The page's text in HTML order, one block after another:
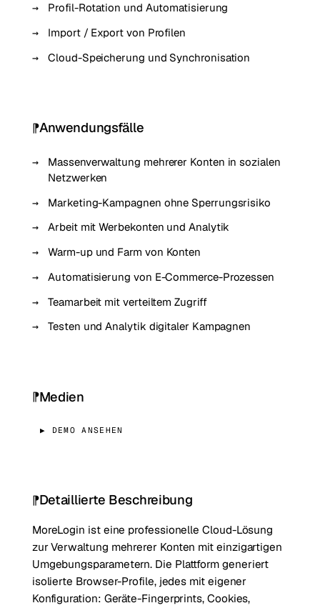
Profil-Rotation und Automatisierung
Import / Export von Profilen
Cloud-Speicherung und Synchronisation
Anwendungsfälle
Massenverwaltung mehrerer Konten in sozialen
Netzwerken
Marketing-Kampagnen ohne Sperrungsrisiko
Arbeit mit Werbekonten und Analytik
Warm-up und Farm von Konten
Automatisierung von E-Commerce-Prozessen
Teamarbeit mit verteiltem Zugriff
Testen und Analytik digitaler Kampagnen
Medien
▶ DEMO ANSEHEN
Detaillierte Beschreibung
MoreLogin ist eine professionelle Cloud-Lösung
zur Verwaltung mehrerer Konten mit einzigartigen
Umgebungsparametern. Die Plattform generiert
isolierte Browser-Profile, jedes mit eigener
Konfiguration: Geräte-Fingerprints, Cookies,